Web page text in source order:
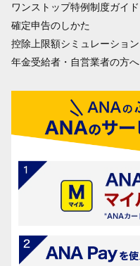
ワンストップ特例制度ガイド
確定申告のしかた
控除上限額シミュレーション
年金受給者・自営業者の方へ